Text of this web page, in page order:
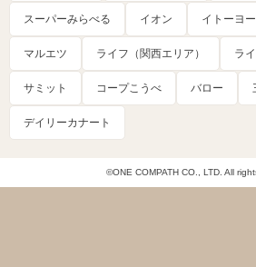
スーパーみらべる イオン イトーヨ
マルエツ ライフ（関西エリア） ラ
サミット コープこうべ バロー
デイリーカナート
©ONE COMPATH CO., LTD. All